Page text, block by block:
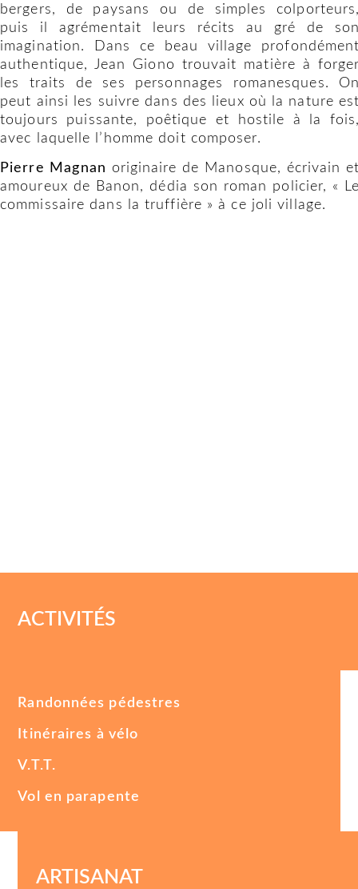
bergers, de paysans ou de simples
puis il agrémentait leurs récits au gré de
imagination. Dans ce beau village
authentique, Jean Giono trouvait matière à
les traits de ses personnages romanesques.
peut ainsi les suivre dans des lieux où la nature
toujours puissante, poêtique et hostile à la
avec laquelle l’homme doit composer.
Pierre Magnan originaire de Manosque, écrivain
amoureux de Banon, dédia son roman policier, «
commissaire dans la truffière » à ce joli village.
ACTIVITÉS
Randonnées pédestres
Itinéraires à vélo
V.T.T.
Vol en parapente
ARTISANAT